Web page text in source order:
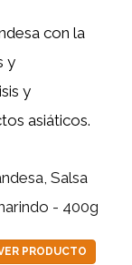
con la
y
y
asiáticos.
Salsa
- 400g
PRODUCTO